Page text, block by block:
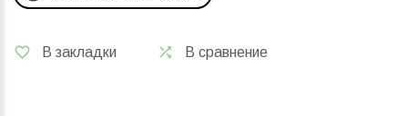
В закладки В сравнение